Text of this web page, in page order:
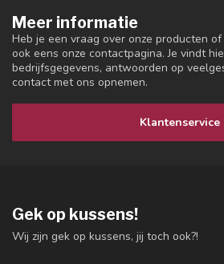
Meer informatie
Heb je een vraag over onze producten
ook eens onze contactpagina. Je vindt
bedrijfsgegevens, antwoorden op
contact met ons opnemen.
Klantenservice
Gek op kussens!
Wij zijn gek op kussens, jij toch ook?!